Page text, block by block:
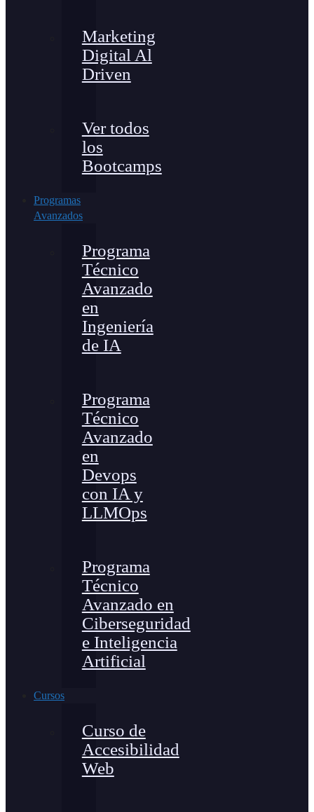
Marketing
Digital Al
Driven
Ver todos
los
Bootcamps
Programas
Avanzados
Programa
Técnico
Avanzado
en
Ingeniería
de IA
Programa
Técnico
Avanzado
en
Devops
con IA y
LLMOps
Programa
Técnico
Avanzado en
Ciberseguridad
e Inteligencia
Artificial
Cursos
Curso de
Accesibilidad
Web